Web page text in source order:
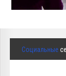
Социальные